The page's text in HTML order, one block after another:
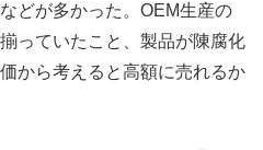
どが多かった。OEM生産の
っていたこと、製品が陳腐化
から考えると高額に売れるか